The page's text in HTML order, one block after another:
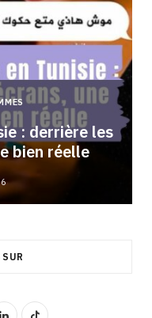
: derrière les
bien réelle
L
T